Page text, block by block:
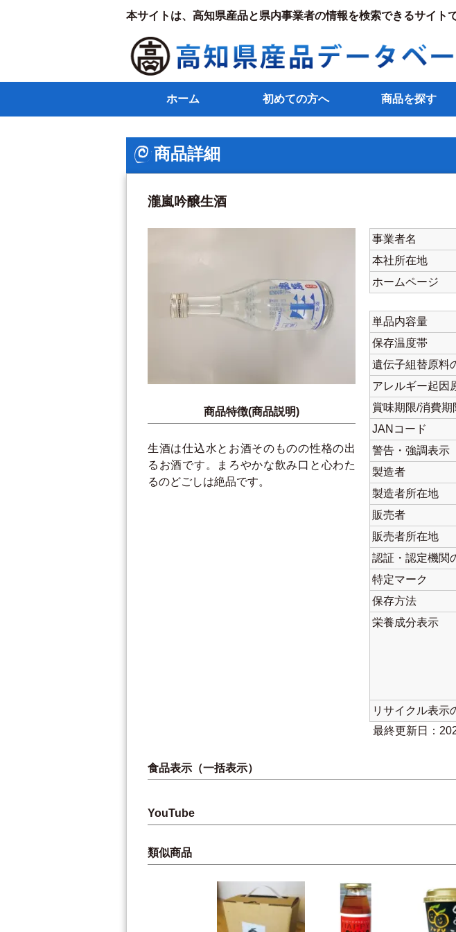
本サイトは、高知県産品と県内事業者の情報を検索できるサイトで
ホーム 初めての方へ 商品を探す
商品詳細
瀧嵐吟醸生酒
商品特徴(商品説明)
生酒は仕込水とお酒そのものの性格の出
るお酒です。まろやかな飲み口と心わた
るのどごしは絶品です。
事業者名
本社所在地
ホームページ
単品内容量
保存温度帯
遺伝子組替原料
アレルギー起因
賞味期限/消費期
JANコード
警告・強調表示
製造者
製造者所在地
販売者
販売者所在地
認証・認定機関
特定マーク
保存方法
栄養成分表示
リサイクル表示
最終更新日：
食品表示（一括表示）
YouTube
類似商品